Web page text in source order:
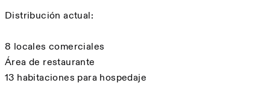
Distribución actual:
8 locales comerciales
Área de restaurante
13 habitaciones para hospedaje